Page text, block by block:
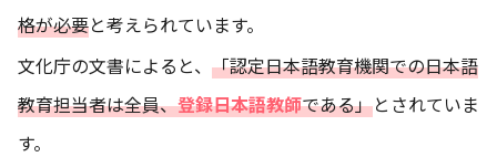
格が必要と考えられています。
文化庁の文書によると、 「認定日本語教育機関での日本語
教育担当者は全員、登録日本語教師である」とされていま
す。